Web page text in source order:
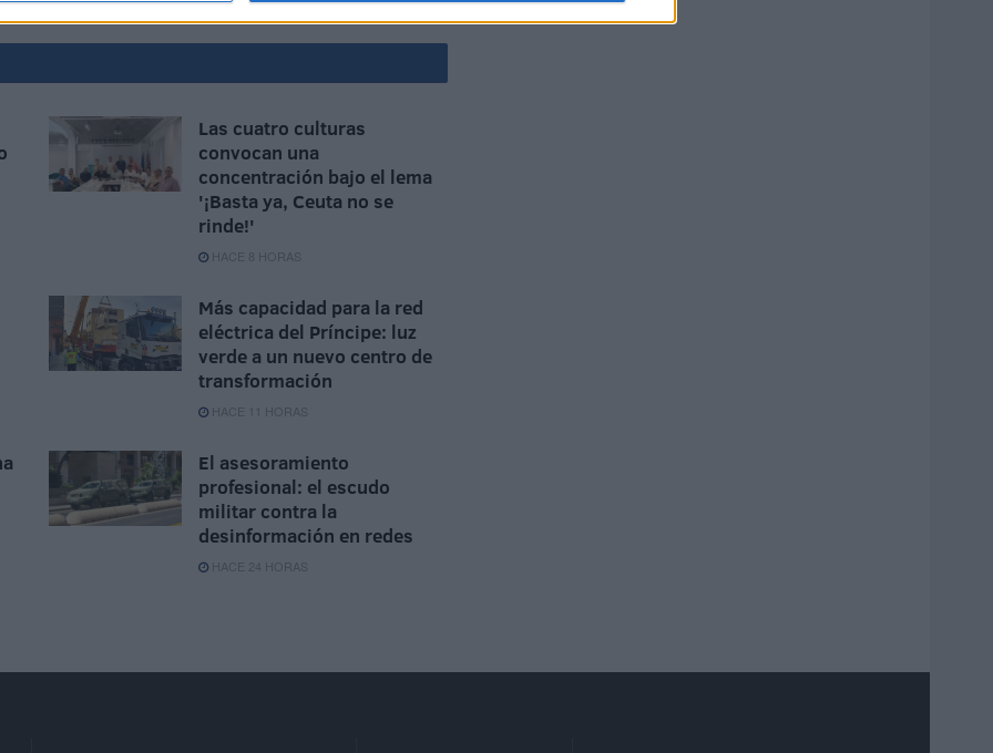
Las cuatro culturas
convocan una
concentración bajo el lema
'¡Basta ya, Ceuta no se
rinde!'
HACE 8 HORAS
Más capacidad para la red
eléctrica del Príncipe: luz
verde a un nuevo centro de
transformación
HACE 11 HORAS
El asesoramiento
profesional: el escudo
militar contra la
desinformación en redes
HACE 24 HORAS